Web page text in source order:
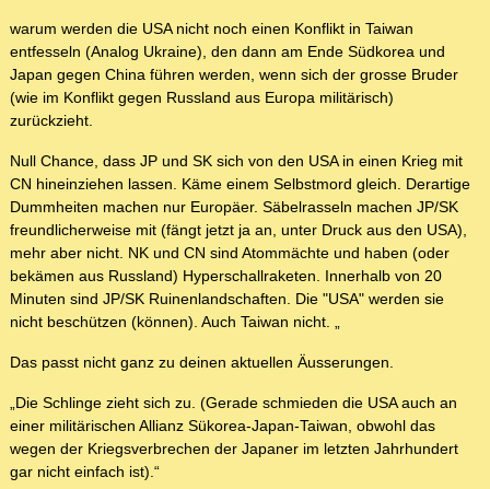
warum werden die USA nicht noch einen Konflikt in Taiwan
entfesseln (Analog Ukraine), den dann am Ende Südkorea und
Japan gegen China führen werden, wenn sich der grosse Bruder
(wie im Konflikt gegen Russland aus Europa militärisch)
zurückzieht.
Null Chance, dass JP und SK sich von den USA in einen Krieg mit
CN hineinziehen lassen. Käme einem Selbstmord gleich. Derartige
Dummheiten machen nur Europäer. Säbelrasseln machen JP/SK
freundlicherweise mit (fängt jetzt ja an, unter Druck aus den USA),
mehr aber nicht. NK und CN sind Atommächte und haben (oder
bekämen aus Russland) Hyperschallraketen. Innerhalb von 20
Minuten sind JP/SK Ruinenlandschaften. Die "USA" werden sie
nicht beschützen (können). Auch Taiwan nicht. „
Das passt nicht ganz zu deinen aktuellen Äusserungen.
„Die Schlinge zieht sich zu. (Gerade schmieden die USA auch an
einer militärischen Allianz Sükorea-Japan-Taiwan, obwohl das
wegen der Kriegsverbrechen der Japaner im letzten Jahrhundert
gar nicht einfach ist).“